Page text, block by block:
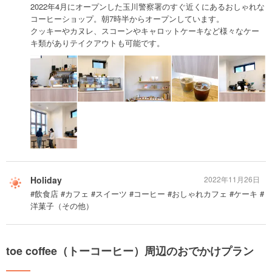
2022年4月にオープンした玉川警察署のすぐ近くにあるおしゃれな
コーヒーショップ。朝7時半からオープンしています。
クッキーやカヌレ、スコーンやキャロットケーキなど様々なケー
キ類がありテイクアウトも可能です。
Holiday
#飲食店 #カフェ #スイーツ #コーヒー #おしゃれカフェ #ケーキ #
洋菓子（その他）
2022年11月26日
toe coffee（トーコーヒー）周辺のおでかけプラン